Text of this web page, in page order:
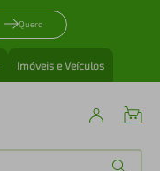
Quero
Imóveis e Veículos